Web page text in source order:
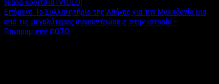
νεαρά κορίτσια (VIDEO)
Επόμενο Το Συλλαλητήριο της Αθήνας για την Μακεδονία μια
από τις μεγαλύτερες συγκεντρώσεις στην ιστορία –
Πανοραμικές ΦΩΤΟ